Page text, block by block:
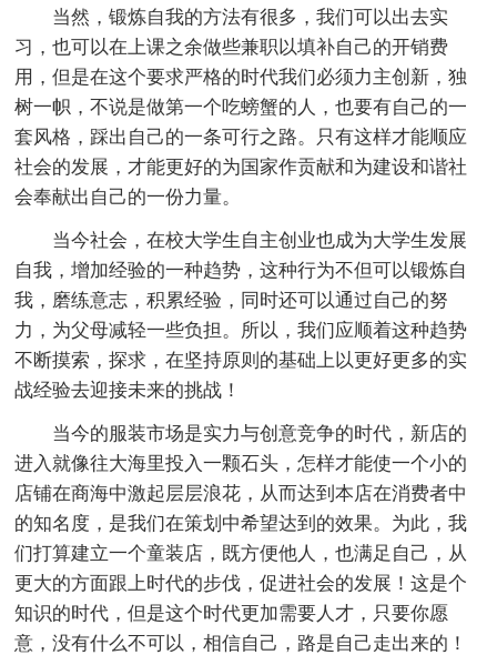
当然，锻炼自我的方法有很多，我们可以出去实
习，也可以在上课之余做些兼职以填补自己的开销费
用，但是在这个要求严格的时代我们必须力主创新，独
树一帜，不说是做第一个吃螃蟹的人，也要有自己的一
套风格，踩出自己的一条可行之路。只有这样才能顺应
社会的发展，才能更好的为国家作贡献和为建设和谐社
会奉献出自己的一份力量。
当今社会，在校大学生自主创业也成为大学生发展
自我，增加经验的一种趋势，这种行为不但可以锻炼自
我，磨练意志，积累经验，同时还可以通过自己的努
力，为父母减轻一些负担。所以，我们应顺着这种趋势
不断摸索，探求，在坚持原则的基础上以更好更多的实
战经验去迎接未来的挑战！
当今的服装市场是实力与创意竞争的时代，新店的
进入就像往大海里投入一颗石头，怎样才能使一个小的
店铺在商海中激起层层浪花，从而达到本店在消费者中
的知名度，是我们在策划中希望达到的效果。为此，我
们打算建立一个童装店，既方便他人，也满足自己，从
更大的方面跟上时代的步伐，促进社会的发展！这是个
知识的时代，但是这个时代更加需要人才，只要你愿
意，没有什么不可以，相信自己，路是自己走出来的！